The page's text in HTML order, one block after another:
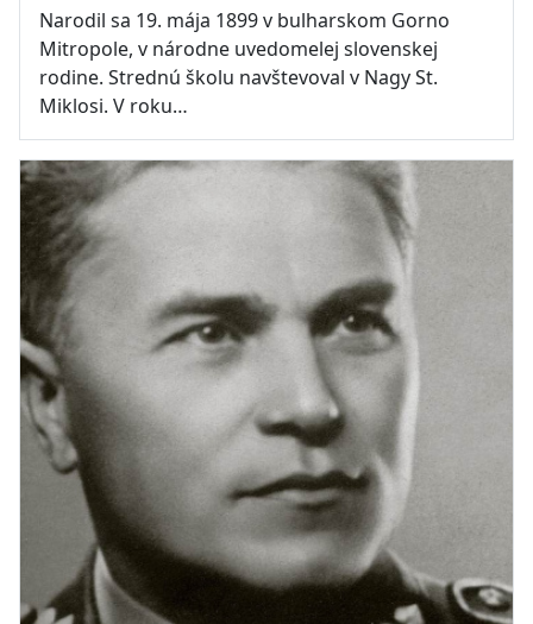
Narodil sa 19. mája 1899 v bulharskom Gorno
Mitropole, v národne uvedomelej slovenskej
rodine. Strednú školu navštevoval v Nagy St.
Miklosi. V roku…